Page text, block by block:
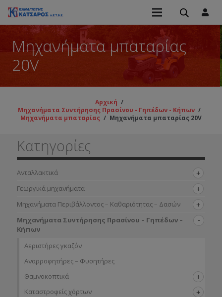
Μηχανήματα μπαταρίας
20V
Αρχική /
Μηχανήματα Συντήρησης Πρασίνου - Γηπέδων - Κήπων /
Μηχανήματα μπαταρίας / Μηχανήματα μπαταρίας 20V
Κατηγορίες
Ανταλλακτικά
Γεωργικά μηχανήματα
Μηχανήματα Περιβάλλοντος – Καθαριότητας – Δασών
Μηχανήματα Συντήρησης Πρασίνου – Γηπέδων –
Κήπων
Αεριστήρες γκαζόν
Αναρροφητήρες – Φυσητήρες
Θαμνοκοπτικά
Καταστροφείς χόρτων